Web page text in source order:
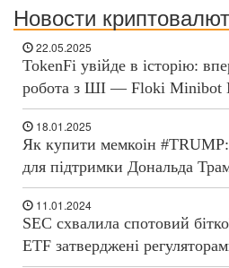
Новости криптовалют
22.05.2025
TokenFi увійде в історію:
робота з ШІ — Floki Minibot
18.01.2025
Як купити мемкоін #TRUMP:
для підтримки Дональда
11.01.2024
SEC схвалила спотовий
ETF затверджені